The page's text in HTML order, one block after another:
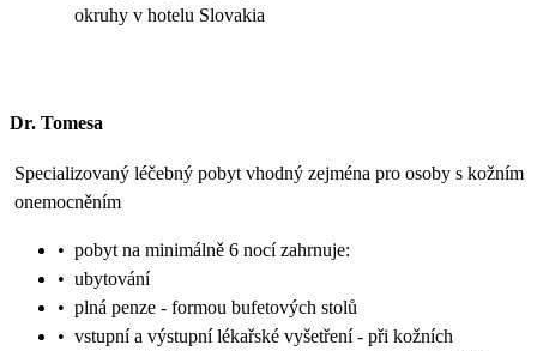
okruhy v hotelu Slovakia
Dr. Tomesa
Specializovaný léčebný pobyt vhodný zejména pro osoby s kožním
onemocněním
• pobyt na minimálně 6 nocí zahrnuje:
• ubytování
• plná penze - formou bufetových stolů
• vstupní a výstupní lékařské vyšetření - při kožních